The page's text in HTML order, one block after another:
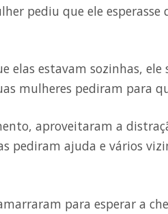
pediu que ele
elas estavam sozinhas,
mulheres pediram para
aproveitaram a
pediram ajuda e vários
para esperar a